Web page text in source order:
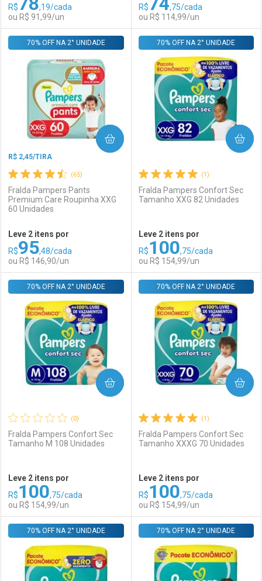
Comprar sem Desconto
Por R$ 125,99/cada
Por R$ 125,99/cada
Comprar sem Desconto
Por R$ 92,90/cada
Por R$ 92,90/cada
R$
,19/cada
ou R$ 91,99/un
FECHAR
Laboratório
Comprar sem Desconto
Por R$ 91,99/cada
FECHAR
Por Menos
Comprar sem Desconto
Por R$ 91,99/cada
R$
,75/cada
ou R$ 114,99/un
Laboratório
Comprar sem Desconto
Por R$ 114,99/cada
Por Menos
Comprar sem Desconto
Por R$ 114,99/cada
(65)
R$ 2,45/TIRA
Fralda Pampers Pants
Premium Care Roupinha XXG
60 Unidades
70% OFF NA 2° UNIDADE
Leve 2 itens por
R$95,48/cada
ou R$ 146,90/un
COMPRAR
FECHAR
Laboratório
Comprar sem Desconto
Por R$ 146,90/cada
FECHAR
Por Menos
Comprar sem Desconto
Por R$ 146,90/cada
(1)
Fralda Pampers Confort Sec
Tamanho XXG 82 Unidades
70% OFF NA 2° UNIDADE
Leve 2 itens por
R$100,75/cada
ou R$ 154,99/un
COMPRAR
Laboratório
Comprar sem Desconto
Por R$ 154,99/cada
Por Menos
Comprar sem Desconto
Por R$ 154,99/cada
(0)
Fralda Pampers Confort Sec
Tamanho M 108 Unidades
70% OFF NA 2° UNIDADE
Leve 2 itens por
R$100,75/cada
ou R$ 154,99/un
COMPRAR
FECHAR
Laboratório
FECHAR
Por Menos
(1)
Fralda Pampers Confort Sec
Tamanho XXXG 70 Unidades
70% OFF NA 2° UNIDADE
Leve 2 itens por
R$100,75/cada
ou R$ 154,99/un
COMPRAR
Laboratório
Por Menos
70% OFF NA 2° UNIDADE 70% OFF NA 2° UNIDADE